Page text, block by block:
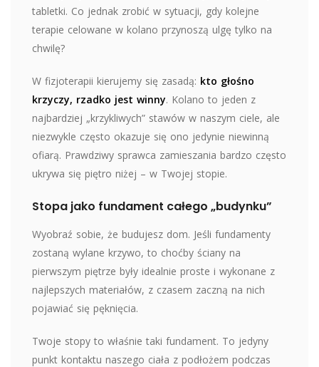
tabletki. Co jednak zrobić w sytuacji, gdy kolejne
terapie celowane w kolano przynoszą ulgę tylko na
chwilę?
W fizjoterapii kierujemy się zasadą: kto głośno
krzyczy, rzadko jest winny. Kolano to jeden z
najbardziej „krzykliwych” stawów w naszym ciele, ale
niezwykle często okazuje się ono jedynie niewinną
ofiarą. Prawdziwy sprawca zamieszania bardzo często
ukrywa się piętro niżej – w Twojej stopie.
Stopa jako fundament całego „budynku”
Wyobraź sobie, że budujesz dom. Jeśli fundamenty
zostaną wylane krzywo, to choćby ściany na
pierwszym piętrze były idealnie proste i wykonane z
najlepszych materiałów, z czasem zaczną na nich
pojawiać się pęknięcia.
Twoje stopy to właśnie taki fundament. To jedyny
punkt kontaktu naszego ciała z podłożem podczas